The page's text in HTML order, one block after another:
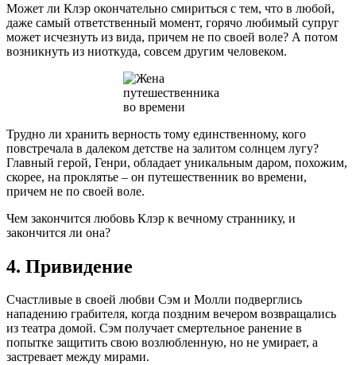
Может ли Клэр окончательно смириться с тем, что в любой,
даже самый ответственный момент, горячо любимый супруг
может исчезнуть из вида, причем не по своей воле? А потом
возникнуть из ниоткуда, совсем другим человеком.
Трудно ли хранить верность тому единственному, кого
повстречала в далеком детстве на залитом солнцем лугу?
Главный герой, Генри, обладает уникальным даром, похожим,
скорее, на проклятье – он путешественник во времени,
причем не по своей воле.
Чем закончится любовь Клэр к вечному страннику, и
закончится ли она?
4. Привидение
Счастливые в своей любви Сэм и Молли подверглись
нападению грабителя, когда поздним вечером возвращались
из театра домой. Сэм получает смертельное ранение в
попытке защитить свою возлюбленную, но не умирает, а
застревает между мирами.